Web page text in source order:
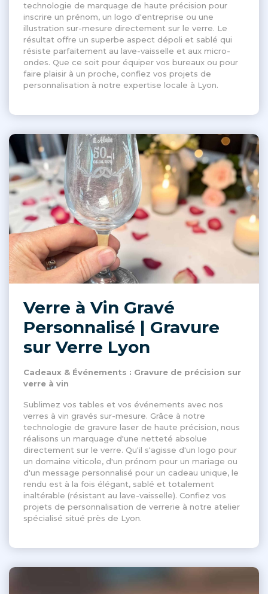
technologie de marquage de haute précision pour
inscrire un prénom, un logo d'entreprise ou une
illustration sur-mesure directement sur le verre. Le
résultat offre un superbe aspect dépoli et sablé qui
résiste parfaitement au lave-vaisselle et aux micro-
ondes. Que ce soit pour équiper vos bureaux ou pour
faire plaisir à un proche, confiez vos projets de
personnalisation à notre expertise locale à Lyon.
Verre à Vin Gravé
Personnalisé | Gravure
sur Verre Lyon
Cadeaux & Événements : Gravure de précision sur
verre à vin
Sublimez vos tables et vos événements avec nos
verres à vin gravés sur-mesure. Grâce à notre
technologie de gravure laser de haute précision, nous
réalisons un marquage d'une netteté absolue
directement sur le verre. Qu'il s'agisse d'un logo pour
un domaine viticole, d'un prénom pour un mariage ou
d'un message personnalisé pour un cadeau unique, le
rendu est à la fois élégant, sablé et totalement
inaltérable (résistant au lave-vaisselle). Confiez vos
projets de personnalisation de verrerie à notre atelier
spécialisé situé près de Lyon.